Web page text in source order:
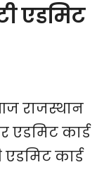
एडमिट
आज राजस्थान
एडमिट कार्ड
कार्ड